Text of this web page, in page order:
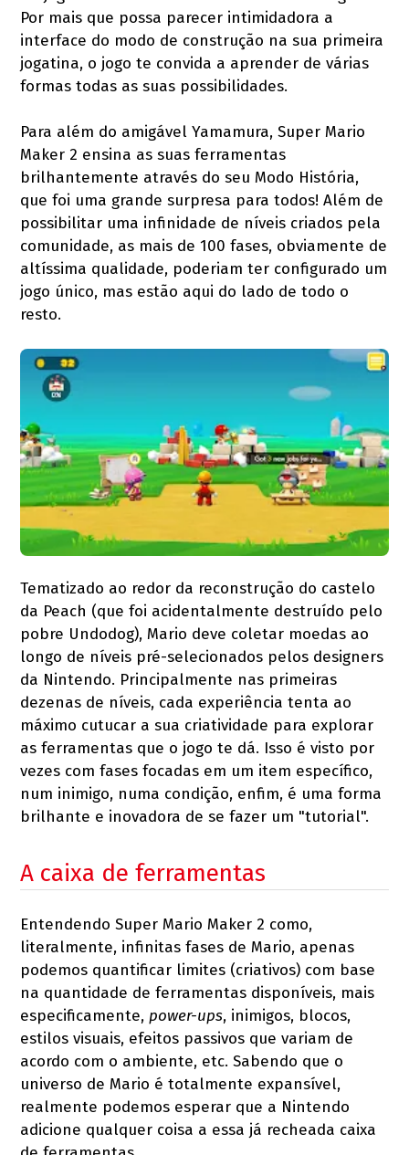
Por mais que possa parecer intimidadora a
interface do modo de construção na sua primeira
jogatina, o jogo te convida a aprender de várias
formas todas as suas possibilidades.
Para além do amigável Yamamura, Super Mario
Maker 2 ensina as suas ferramentas
brilhantemente através do seu Modo História,
que foi uma grande surpresa para todos! Além de
possibilitar uma infinidade de níveis criados pela
comunidade, as mais de 100 fases, obviamente de
altíssima qualidade, poderiam ter configurado um
jogo único, mas estão aqui do lado de todo o
resto.
Tematizado ao redor da reconstrução do castelo
da Peach (que foi acidentalmente destruído pelo
pobre Undodog), Mario deve coletar moedas ao
longo de níveis pré-selecionados pelos designers
da Nintendo. Principalmente nas primeiras
dezenas de níveis, cada experiência tenta ao
máximo cutucar a sua criatividade para explorar
as ferramentas que o jogo te dá. Isso é visto por
vezes com fases focadas em um item específico,
num inimigo, numa condição, enfim, é uma forma
brilhante e inovadora de se fazer um "tutorial".
A caixa de ferramentas
Entendendo Super Mario Maker 2 como,
literalmente, infinitas fases de Mario, apenas
podemos quantificar limites (criativos) com base
na quantidade de ferramentas disponíveis, mais
especificamente, power-ups, inimigos, blocos,
estilos visuais, efeitos passivos que variam de
acordo com o ambiente, etc. Sabendo que o
universo de Mario é totalmente expansível,
realmente podemos esperar que a Nintendo
adicione qualquer coisa a essa já recheada caixa